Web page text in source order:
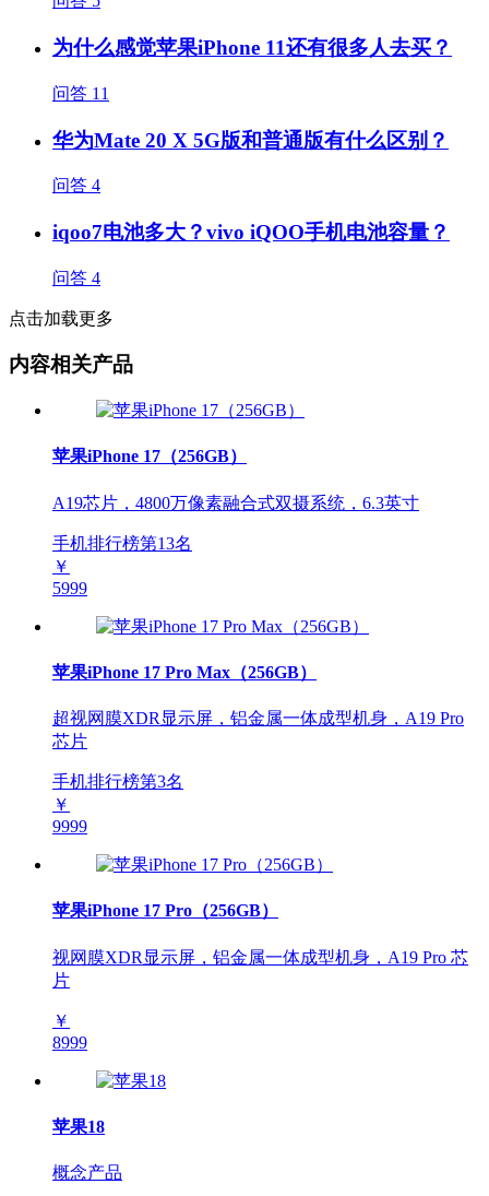
为什么感觉苹果iPhone 11还有很多人去买？
问答 11
华为Mate 20 X 5G版和普通版有什么区别？
问答 4
iqoo7电池多大？vivo iQOO手机电池容量？
问答 4
点击加载更多
内容相关产品
苹果iPhone 17（256GB）
A19芯片，4800万像素融合式双摄系统，6.3英寸
手机排行榜第13名
￥
5999
苹果iPhone 17 Pro Max（256GB）
超视网膜XDR显示屏，铝金属一体成型机身，A19 Pro
芯片
手机排行榜第3名
￥
9999
苹果iPhone 17 Pro（256GB）
视网膜XDR显示屏，铝金属一体成型机身，A19 Pro 芯
片
￥
8999
苹果18
概念产品